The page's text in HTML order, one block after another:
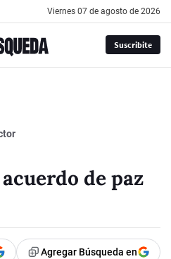
viernes 07 de agosto de 2026
Suscribite
de paz
Agregar Búsqueda en